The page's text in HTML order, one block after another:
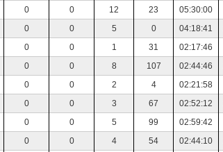
0 0 12 23 05:30:00
0 0 5 0 04:18:41
0 0 1 31 02:17:46
0 0 8 107 02:44:46
0 0 2 4 02:21:58
0 0 3 67 02:52:12
0 0 5 99 02:59:42
0 0 4 54 02:44:10